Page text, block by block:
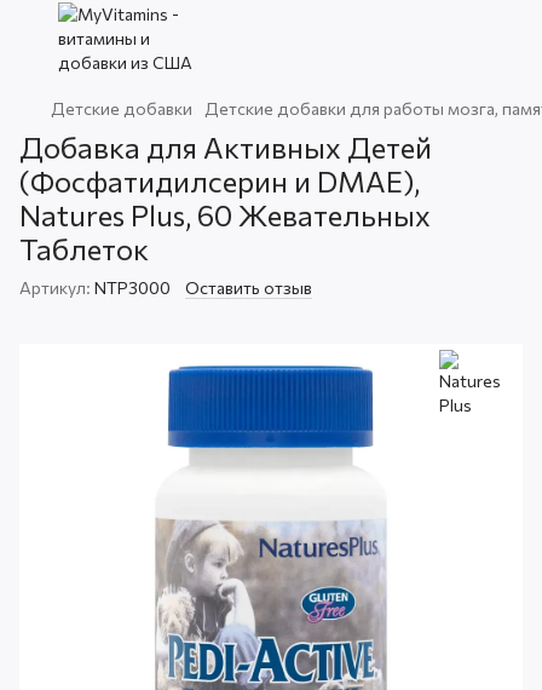
Детские добавки Детские добавки для работы мозга,
Добавка для Активных Детей
(Фосфатидилсерин и DMAE),
Natures Plus, 60 Жевательных
Таблеток
Артикул: NTP3000 Оставить отзыв